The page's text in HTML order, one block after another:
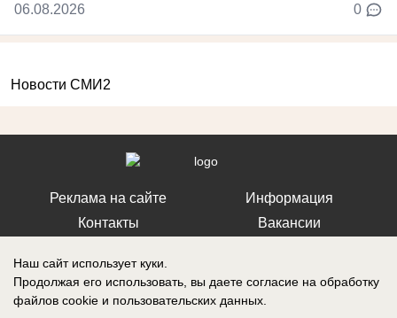
06.08.2026 0
Новости СМИ2
Реклама на сайте
Контакты
Информация
Вакансии
Наш сайт использует куки.
Продолжая его использовать, вы даете согласие на обработку
файлов cookie и пользовательских данных.